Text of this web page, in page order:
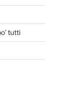
tutti